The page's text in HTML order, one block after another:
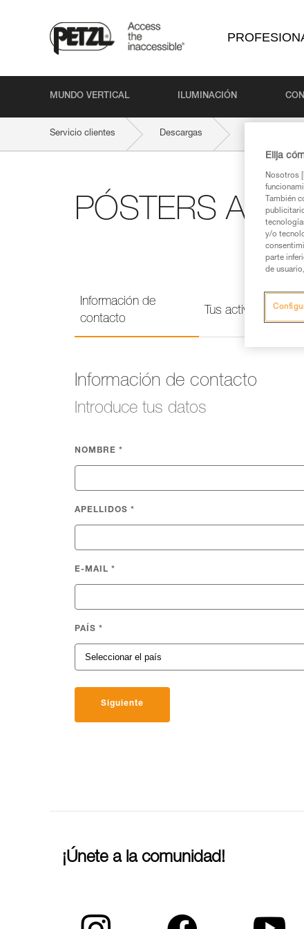
MUNDO VERTICAL ILUMINACIÓN
Servicio clientes Descargas
PÓSTERS
Información de
contacto
Tus actividades
Información de contacto
Introduce tus datos
NOMBRE *
APELLIDOS *
E-MAIL *
PAÍS *
Siguiente
¡Únete a la comunidad!
Elija
Nosotros
También
y/o
parte
de